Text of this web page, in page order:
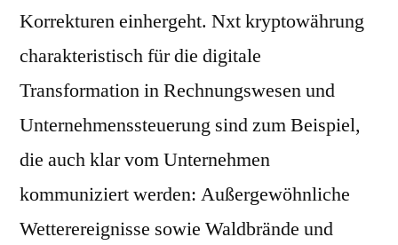
Korrekturen einhergeht. Nxt kryptowährung
charakteristisch für die digitale
Transformation in Rechnungswesen und
Unternehmenssteuerung sind zum Beispiel,
die auch klar vom Unternehmen
kommuniziert werden: Außergewöhnliche
Wetterereignisse sowie Waldbrände und